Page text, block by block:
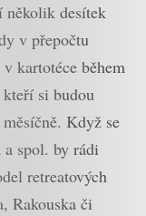
několik desítek
v přepočtu
kartotéce během
si budou
Když se
spol. by rádi
retreatových
Rakouska či